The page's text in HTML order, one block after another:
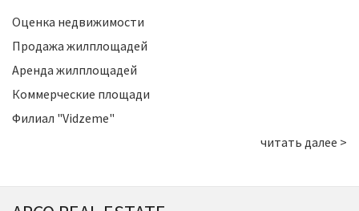
Оценка недвижимости
Продажа жилплощадей
Аренда жилплощадей
Коммерческие площади
Филиал "Vidzeme"
читать далее >